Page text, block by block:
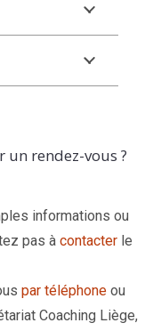
un rendez-vous ?
informations ou
pas à contacter le
par téléphone ou
Coaching Liège,